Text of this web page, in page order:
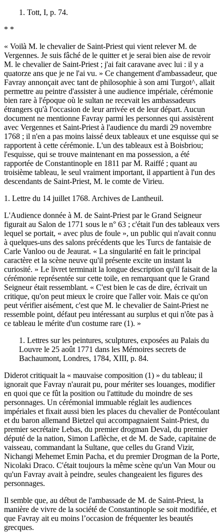
1. Tott, I, p. 74.
* *
« Voilà M. le chevalier de Saint-Priest qui vient relever M. de
Vergennes. Je suis fâché de le quitter et je serai bien aise de revoir
M. le chevalier de Saint-Priest ; j'ai fait caravane avec lui : il y a
quatorze ans que je ne l'ai vu. » Ce changement d'ambassadeur, que
Favray annonçait avec tant de philosophie à son ami Turgot^, allait
permettre au peintre d'assister à une audience impériale, cérémonie
bien rare à l'époque où le sultan ne recevait les ambassadeurs
étrangers qu'à l'occasion de leur arrivée et de leur départ. Aucun
document ne mentionne Favray parmi les personnes qui assistèrent
avec Vergennes et Saint-Priest à l'audience du mardi 29 novembre
1768 ; il n'en a pas moins laissé deux tableaux et une esquisse qui se
rapportent à cette cérémonie. L'un des tableaux est à Boisbriou;
l'esquisse, qui se trouve maintenant en ma possession, a été
rapportée de Constantinople en 1811 par M. Raiffé ; quant au
troisième tableau, le seul vraiment important, il appartient à l'un des
descendants de Saint-Priest, M. le comte de Virieu.
1. Lettre du 14 juillet 1768. Archives de Lantheuil.
L'Audience donnée à M. de Saint-Priest par le Grand Seigneur
figurait au Salon de 1771 sous le n° 63 ; c'était l'un des tableaux vers
lequel se portait, « avec plus de foule », un public qui n'avait connu
à quelques-uns des salons précédents que les Turcs de fantaisie de
Carle Vanloo ou de Jeaurat. « La singularité en fait le principal
caractère et la scène neuve qu'il présente excite un instant la
curiosité. » Le livret terminait la longue description qu'il faisait de la
cérémonie représentée sur cette toile, en remarquant que le Grand
Seigneur était ressemblant. « C'est bien le cas de dire, écrivait un
critique, qu'on peut mieux le croire que l'aller voir. Mais ce qu'on
peut vérifier aisément, c'est que M. le chevalier de Saint-Priest ne
ressemble point, défaut peu intéressant au surplus et qui n'ôte pas à
ce tableau le mérite d'un costume rare (1). »
1. Lettres sur les peintures, sculptures, exposées au Palais du
Louvre le 25 août 1771 dans les Mémoires secrets de
Bachaumont, Londres, 1784, XIII, p. 84.
Diderot critiquait la « mauvaise composition (1) » du tableau; il
ignorait que Favray n'aurait pu, pour mériter ses louanges, modifier
en quoi que ce fût la position ou l'attitude du moindre de ses
personnages. Un cérémonial immuable réglait les audiences
impériales et fixait aussi bien les places du chevalier de Pontécoulant
et du baron allemand Bietzel qui accompagnaient Saint-Priest, du
premier secrétaire Lebas, du premier drogman Deval, du premier
député de la nation, Simon Laflèche, et de M. de Sade, capitaine de
vaisseau, commandant la Sultane, que celles du Grand Vizir,
Nichangi Mehemet Emin Pacha, et du premier Drogman de la Porte,
Nicolaki Draco. C'était toujours la même scène qu'un Van Mour ou
qu'un Favray avait à peindre, seules changeaient les figures des
personnages.
Il semble que, au début de l'ambassade de M. de Saint-Priest, la
manière de vivre de la société de Constantinople se soit modifiée, et
que Favray ait eu moins l’occasion de fréquenter les beautés
grecques.